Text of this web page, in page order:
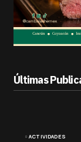
Últimas
ACTIVIDADES